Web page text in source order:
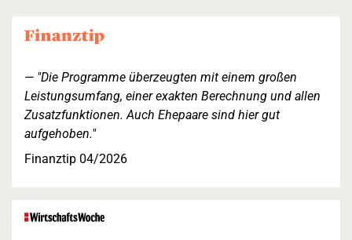
"Die Programme überzeugten mit einem großen
Leistungsumfang, einer exakten Berechnung und allen
Zusatzfunktionen. Auch Ehepaare sind hier gut
aufgehoben."
Finanztip 04/2026